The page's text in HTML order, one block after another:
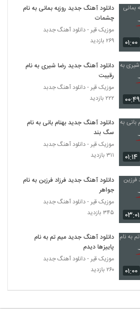
دانلود آهنگ دوری ازم از رضا بهادر
(Meysam Fadaei Hesse Asheghi)
محراستی آهنگ آتش دل
۱۸۵ بازدید
دانلود آهنگ تحمل کن از آریا فرهادی
دانلود آهنگ هارای بند کیمده اولار
۱۹۰ بازدید
علی عزیزی آهنگ ادامه
۲۴۰ بازدید
موزیک زیبای حواس پرت از سینا درخشنده
دانلود آهنگ میثم ثامری دلم تنگه برات
۰۱:۰۰
دانلود آهنگ جدید روزبه بمانی به نام
چشمات
موزیک قیر - دانلود آهنگ جدبد
۲۶۹ بازدید
۰۰:۴۹
دانلود آهنگ جدید رضا شیری به نام
رقیبت
موزیک قیر - دانلود آهنگ جدبد
۲۲۲ بازدید
۰۱:۱۴
دانلود آهنگ جدید بهنام بانی به نام
سگ بند
موزیک قیر - دانلود آهنگ جدبد
۳۱۱ بازدید
۰۳:۰۱
دانلود آهنگ جدید فرزاد فرزین به نام
جواهر
موزیک قیر - دانلود آهنگ جدبد
۳۴۵ بازدید
۰۱:۰۰
دانلود آهنگ جدید میم تم به نام
پاییزها دیدم
موزیک قیر - دانلود آهنگ جدبد
۲۶۰ بازدید